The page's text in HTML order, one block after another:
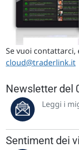
Se vuoi
cloud@traderlink.it
Newsletter del
Leggi i
Sentiment dei